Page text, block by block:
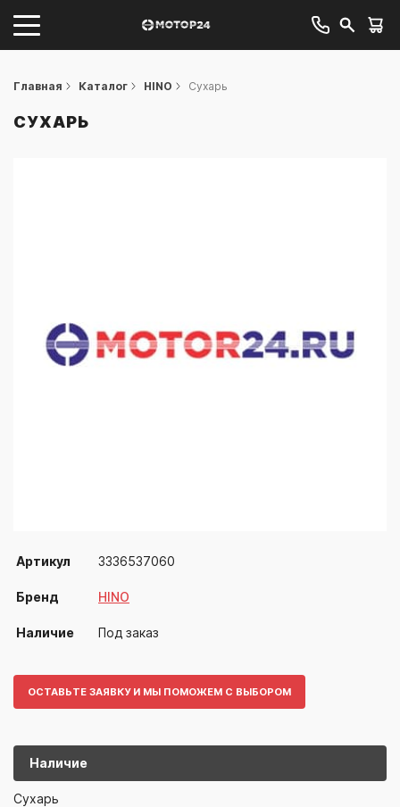
Главная Каталог HINO Сухарь
СУХАРЬ
Артикул 3336537060
Бренд HINO
Наличие Под заказ
ОСТАВЬТЕ ЗАЯВКУ И МЫ ПОМОЖЕМ С ВЫБОРОМ
Наличие
3336537060
Сухарь